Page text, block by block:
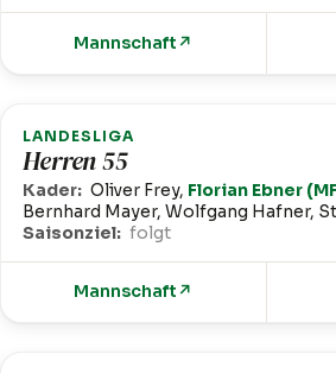
Mannschaft ↗
LANDESLIGA
Herren 55
Kader: Oliver Frey, Florian Ebner
Bernhard Mayer, Wolfgang Hafner,
Saisonziel: folgt
Mannschaft ↗